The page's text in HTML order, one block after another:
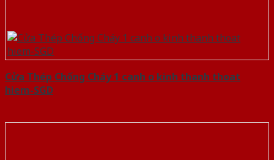
Cửa Thép Chống Cháy 1 canh o kinh thanh thoat
hiem-SGD